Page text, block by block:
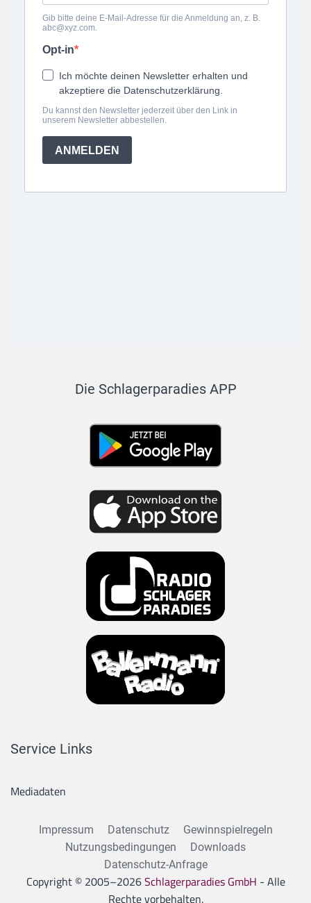
Die Schlagerparadies APP
Service Links
Mediadaten
Impressum Datenschutz
Gewinnspielregeln
Nutzungsbedingungen
Downloads
Datenschutz-Anfrage
Copyright © 2005–2026Schlagerparadies GmbH - Alle
Rechte vorbehalten.